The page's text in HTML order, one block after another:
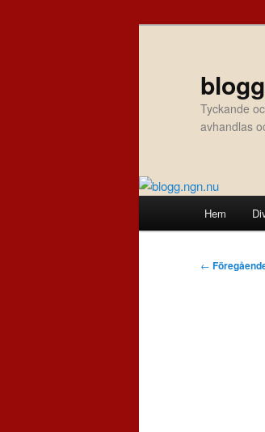
Tyckande
avhandlas
Hem
←